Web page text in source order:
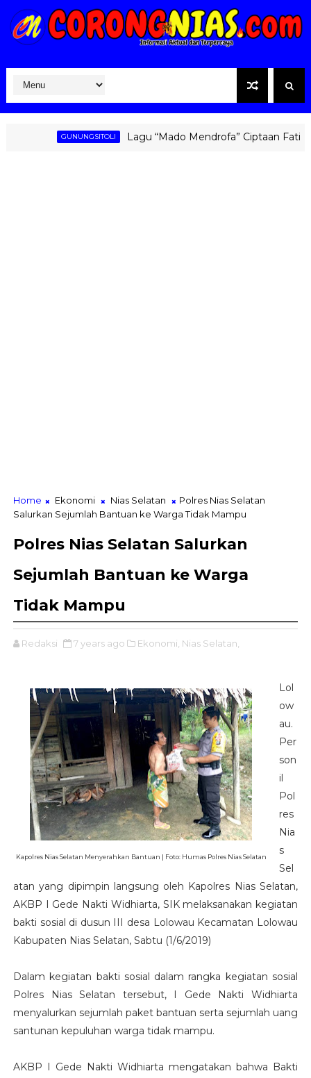
GUNUNGSITOLI Lagu “Mado Mendrofa” Ciptaan Fati
Home Ekonomi Nias Selatan
Polres Nias Selatan
Salurkan Sejumlah Bantuan ke Warga Tidak Mampu
Polres Nias Selatan Salurkan
Sejumlah Bantuan ke Warga
Tidak Mampu
Redaksi 7 years ago Ekonomi, Nias Selatan,
Kapolres Nias Selatan Menyerahkan Bantuan | Foto: Humas Polres Nias Selatan
Lol
ow
au.
Per
son
il
Pol
res
Nia
s
Sel
atan yang dipimpin langsung oleh Kapolres Nias Selatan,
AKBP I Gede Nakti Widhiarta, SIK melaksanakan kegiatan
bakti sosial di dusun III desa Lolowau Kecamatan Lolowau
Kabupaten Nias Selatan, Sabtu (1/6/2019)
Dalam kegiatan bakti sosial dalam rangka kegiatan sosial
Polres Nias Selatan tersebut, I Gede Nakti Widhiarta
menyalurkan sejumlah paket bantuan serta sejumlah uang
santunan kepuluhan warga tidak mampu.
AKBP I Gede Nakti Widhiarta mengatakan bahwa Bakti